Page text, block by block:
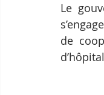
Le
de